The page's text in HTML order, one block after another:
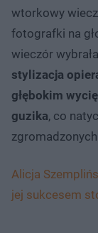
wtorkowy
fotografki na
wieczór
stylizacja
głębokim
guzika, co
Alicja
jej sukcesem